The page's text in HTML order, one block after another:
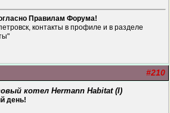
Правилам Форума!
контакты в профиле и в разделе
#210
котел Hermann Habitat (I)
день!